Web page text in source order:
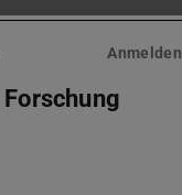
Anmelden
Forschung